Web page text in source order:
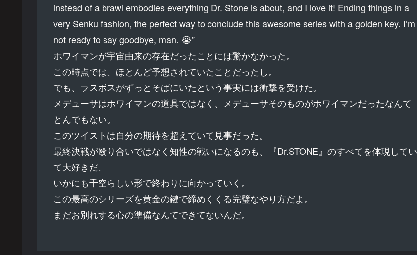
instead of a brawl embodies everything Dr. Stone is about, and I love it! Ending things in a
very Senku fashion, the perfect way to conclude this awesome series with a golden key. I’m
not ready to say goodbye, man. 😭”
ホワイマンが宇宙由来の存在だったことには驚かなかった。
この時点では、ほとんど予想されていたことだったし。
でも、ラスボスがずっとそばにいたという事実には衝撃を受けた。
メデューサはホワイマンの道具ではなく、メデューサそのものがホワイマンだったなんて
とんでもない。
このツイストは自分の期待を超えていて見事だった。
最終決戦が殴り合いではなく知性の戦いになるのも、『Dr.STONE』のすべてを体現してい
て大好きだ。
いかにも千空らしい形で終わりに向かっていく。
この最高のシリーズを黄金の鍵で締めくくる完璧なやり方だよ。
まだお別れする心の準備なんてできてないんだ。